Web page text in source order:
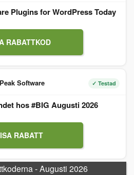
Plugins for WordPress Today
RABATTKOD
Software ✓ Testad
hos #BIG Augusti 2026
RABATT
- Augusti 2026